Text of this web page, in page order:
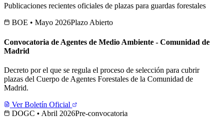
Publicaciones recientes oficiales de plazas para guardas forestales
BOE • Mayo 2026Plazo Abierto
Convocatoria de Agentes de Medio Ambiente - Comunidad de
Madrid
Decreto por el que se regula el proceso de selección para cubrir
plazas del Cuerpo de Agentes Forestales de la Comunidad de
Madrid.
Ver Boletín Oficial
DOGC • Abril 2026Pre-convocatoria